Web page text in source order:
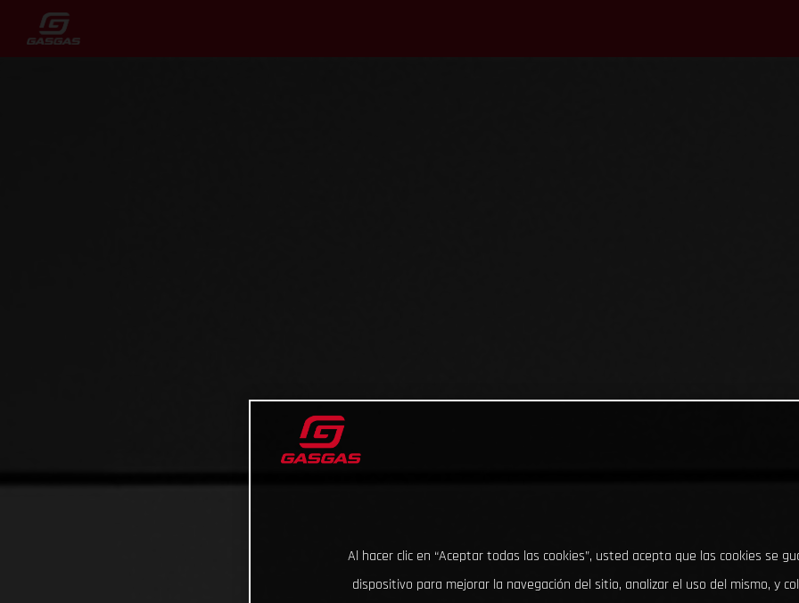
Al hacer clic en “Aceptar todas las cookies”, usted acepta que las cookies se
dispositivo para mejorar la navegación del sitio, analizar el uso del mismo, y